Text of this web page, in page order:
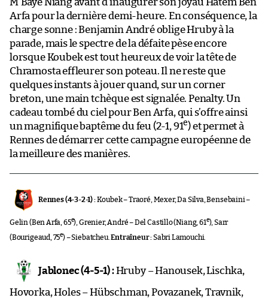
Arfa pour la dernière demi-heure. En conséquence, la
charge sonne : Benjamin André oblige Hruby à la
parade, mais le spectre de la défaite pèse encore
lorsque Koubek est tout heureux de voir la tête de
Chramosta effleurer son poteau. Il ne reste que
quelques instants à jouer quand, sur un corner
breton, une main tchèque est signalée. Penalty. Un
cadeau tombé du ciel pour Ben Arfa, qui s’offre ainsi
un magnifique baptême du feu (2-1, 91e) et permet à
Rennes de démarrer cette campagne européenne de
la meilleure des manières.
Rennes (4-3-2-1) :Koubek – Traoré, Mexer, Da Silva, Bensebaini –
Gelin (Ben Arfa, 65e), Grenier, André – Del Castillo (Niang, 61e), Sarr
(Bourigeaud, 75e) – Siebatcheu.Entraîneur :Sabri Lamouchi.
Jablonec (4-5-1) :Hruby – Hanousek, Lischka,
Hovorka, Holes – Hübschman, Povazanek, Travnik,